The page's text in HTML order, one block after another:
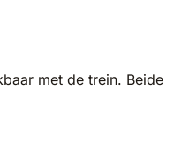
met de trein. Beide